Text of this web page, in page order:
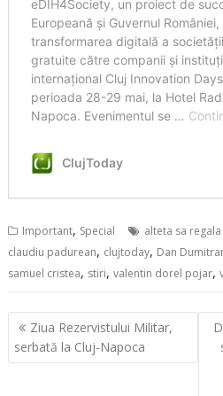
Important, Special alteta sa
claudiu padurean, clujtoday, Dan
samuel cristea, stiri,valentin dorel pojar,
Navigare
în
articole
Ziua Rezervistului Militar,
serbată la Cluj-Napoca